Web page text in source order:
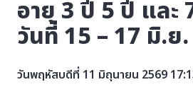
อายุ 3 ปี 5 ปี และ
วันที่ 15 – 17 มิ.ย
วันพฤหัสบดีที่ 11 มิถุนายน 2569